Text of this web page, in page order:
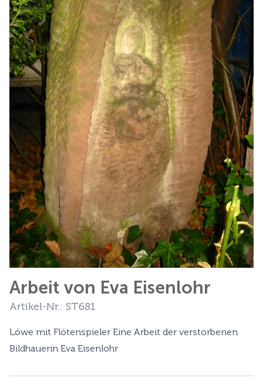
Arbeit von Eva Eisenlohr
Artikel-Nr.: ST681
Löwe mit Flötenspieler Eine Arbeit der verstorbenen
Bildhauerin Eva Eisenlohr